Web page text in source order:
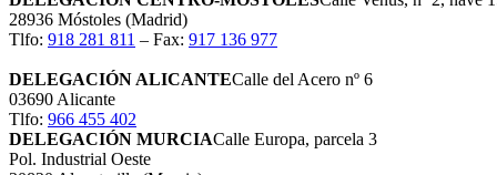
28936 Móstoles (Madrid)
Tlfo: 918 281 811 – Fax: 917 136 977
DELEGACIÓN ALICANTECalle del Acero nº 6
03690 Alicante
Tlfo: 966 455 402
DELEGACIÓN MURCIACalle Europa, parcela 3
Pol. Industrial Oeste